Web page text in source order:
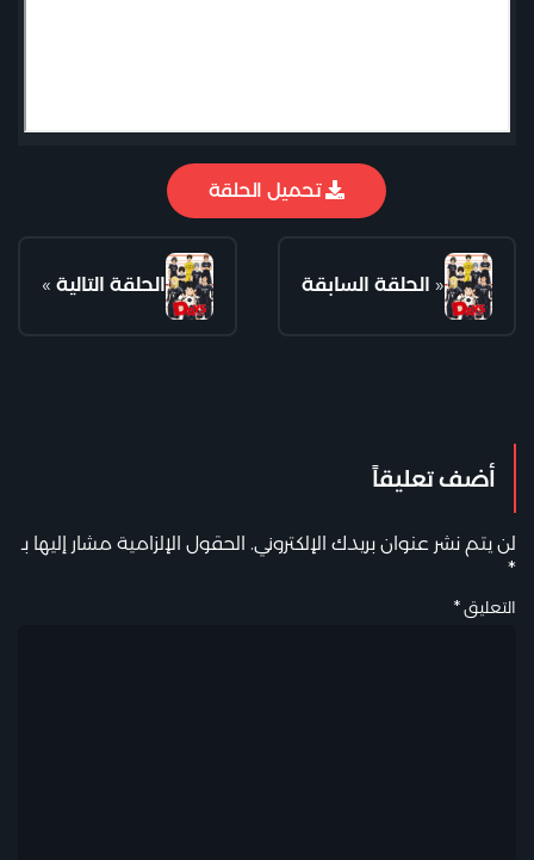
تحميل الحلقة
الحلقة التالية » « الحلقة السابقة
أضف تعليقاً
لن يتم نشر عنوان بريدك الإلكتروني. الحقول الإلزامية مشار إليها بـ
*
التعليق*